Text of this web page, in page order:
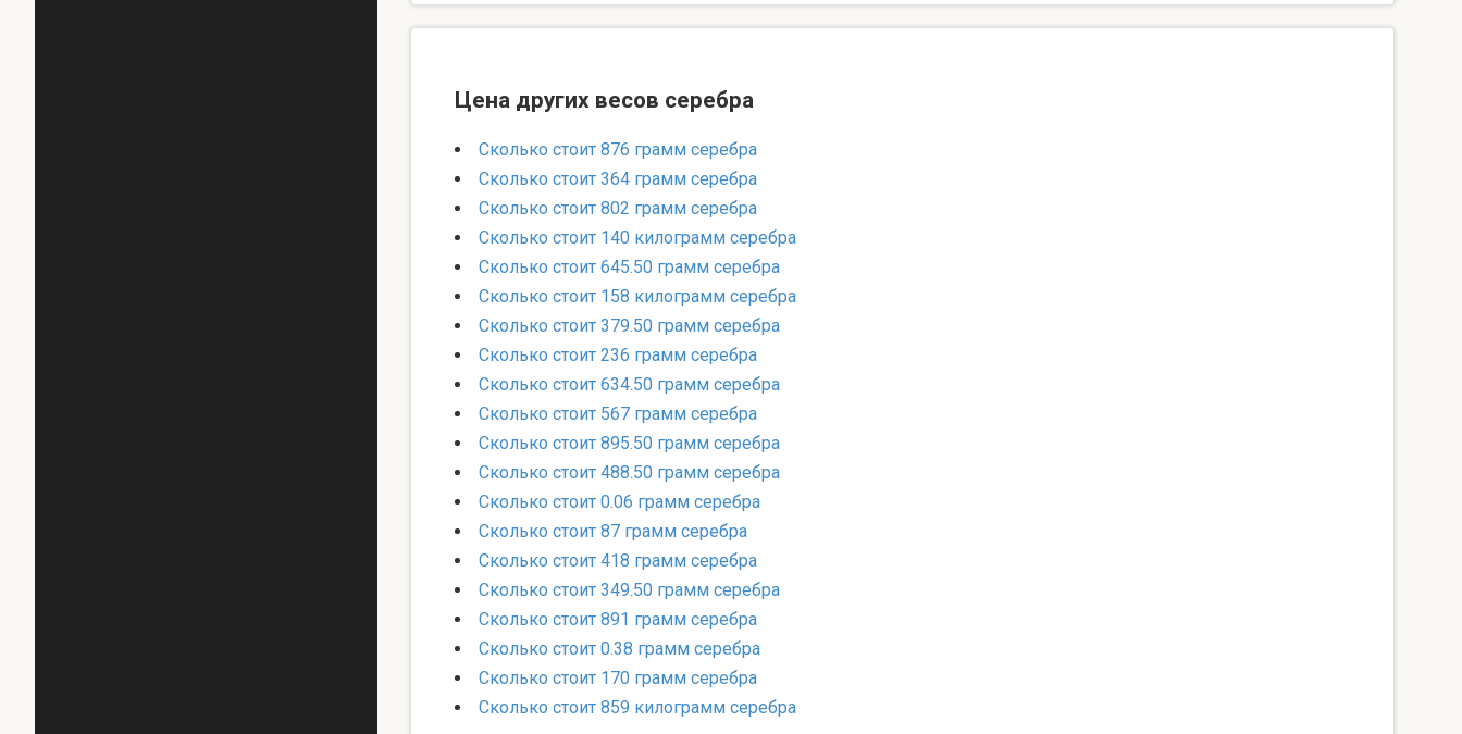
Цена других весов серебра
Сколько стоит 876 грамм серебра
Сколько стоит 364 грамм серебра
Сколько стоит 802 грамм серебра
Сколько стоит 140 килограмм серебра
Сколько стоит 645.50 грамм серебра
Сколько стоит 158 килограмм серебра
Сколько стоит 379.50 грамм серебра
Сколько стоит 236 грамм серебра
Сколько стоит 634.50 грамм серебра
Сколько стоит 567 грамм серебра
Сколько стоит 895.50 грамм серебра
Сколько стоит 488.50 грамм серебра
Сколько стоит 0.06 грамм серебра
Сколько стоит 87 грамм серебра
Сколько стоит 418 грамм серебра
Сколько стоит 349.50 грамм серебра
Сколько стоит 891 грамм серебра
Сколько стоит 0.38 грамм серебра
Сколько стоит 170 грамм серебра
Сколько стоит 859 килограмм серебра